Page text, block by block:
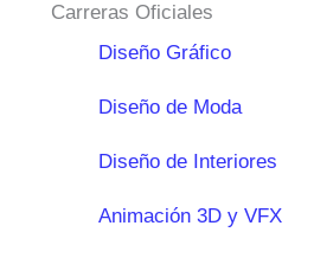
Carreras Oficiales
Diseño Gráfico
Diseño de Moda
Diseño de Interiores
Animación 3D y VFX